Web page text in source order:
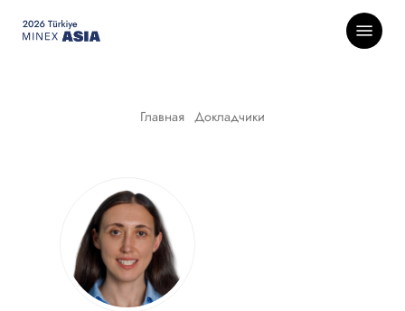
Menu
Главная- Докладчики